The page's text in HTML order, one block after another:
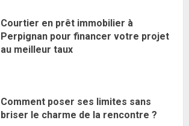
Courtier en prêt immobilier à
Perpignan pour financer votre projet
au meilleur taux
Comment poser ses limites sans
briser le charme de la rencontre ?